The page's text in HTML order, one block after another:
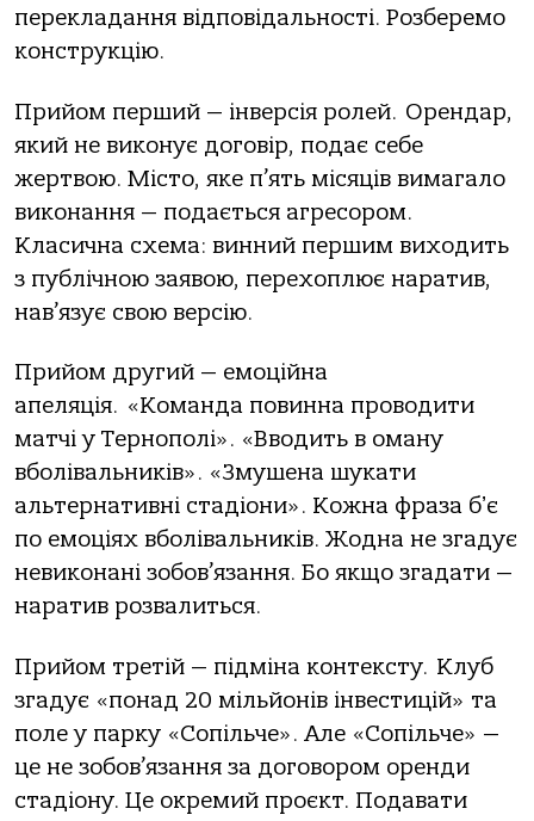
перекладання відповідальності. Розберемо
конструкцію.
Прийом перший — інверсія ролей. Орендар,
який не виконує договір, подає себе
жертвою. Місто, яке п’ять місяців вимагало
виконання — подається агресором.
Класична схема: винний першим виходить
з публічною заявою, перехоплює наратив,
нав’язує свою версію.
Прийом другий — емоційна
апеляція. «Команда повинна проводити
матчі у Тернополі». «Вводить в оману
вболівальників». «Змушена шукати
альтернативні стадіони». Кожна фраза бʼє
по емоціях вболівальників. Жодна не згадує
невиконані зобов’язання. Бо якщо згадати —
наратив розвалиться.
Прийом третій — підміна контексту. Клуб
згадує «понад 20 мільйонів інвестицій» та
поле у парку «Сопільче». Але «Сопільче» —
це не зобов’язання за договором оренди
стадіону. Це окремий проєкт. Подавати